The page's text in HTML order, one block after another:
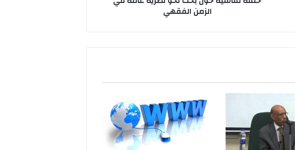
ل
ح
و
ظ
ر
ة
الزمن الفقهي